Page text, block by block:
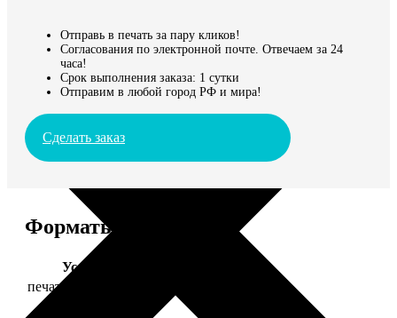
Отправь в печать за пару кликов!
Согласования по электронной почте. Отвечаем за 24
часа!
Срок выполнения заказа: 1 сутки
Отправим в любой город РФ и мира!
Сделать заказ
Форматы и цены
Услуга
печать фото 15х15